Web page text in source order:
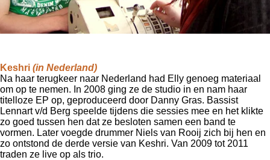
Keshri (in Nederland)
Na haar terugkeer naar Nederland had Elly genoeg materiaal
om op te nemen. In 2008 ging ze de studio in en nam haar
titelloze EP op, geproduceerd door Danny Gras. Bassist
Lennart v/d Berg speelde tijdens die sessies mee en het klikte
zo goed tussen hen dat ze besloten samen een band te
vormen. Later voegde drummer Niels van Rooij zich bij hen en
zo ontstond de derde versie van Keshri. Van 2009 tot 2011
traden ze live op als trio.